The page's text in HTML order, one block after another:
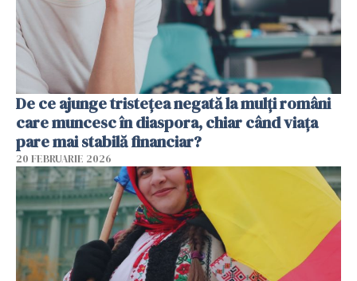
De ce ajunge tristețea negată la mulți români
care muncesc în diaspora, chiar când viața
pare mai stabilă financiar?
20 FEBRUARIE 2026